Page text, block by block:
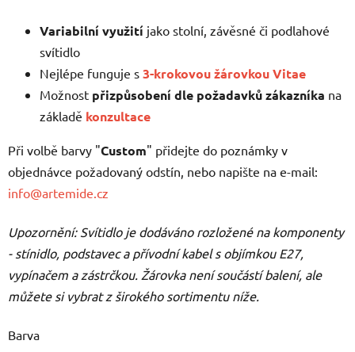
Variabilní využití jako stolní, závěsné či podlahové
svítidlo
Nejlépe funguje s 3-krokovou žárovkou Vitae
Možnost přizpůsobení dle požadavků zákazníka na
základě konzultace
Při volbě barvy "Custom" přidejte do poznámky v
objednávce požadovaný odstín, nebo napište na e-mail:
info@artemide.cz
Upozornění: Svítidlo je dodáváno rozložené na komponenty
- stínidlo, podstavec a přívodní kabel s objímkou E27,
vypínačem a zástrčkou. Žárovka není součástí balení, ale
můžete si vybrat z širokého sortimentu níže.
Barva